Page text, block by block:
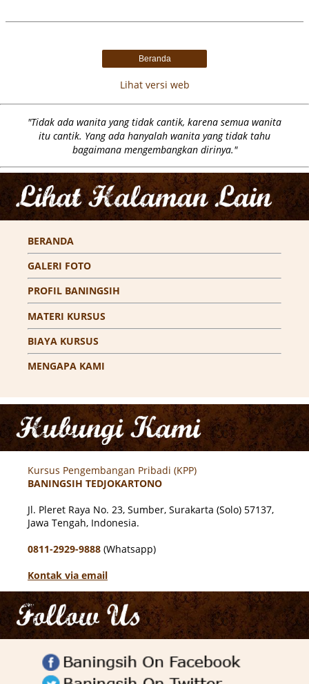
Beranda
Lihat versi web
"Tidak ada wanita yang tidak cantik, karena semua wanita
itu cantik. Yang ada hanyalah wanita yang tidak tahu
bagaimana mengembangkan dirinya."
BERANDA
GALERI FOTO
PROFIL BANINGSIH
MATERI KURSUS
BIAYA KURSUS
MENGAPA KAMI
Kursus Pengembangan Pribadi (KPP)
BANINGSIH TEDJOKARTONO
Jl. Pleret Raya No. 23, Sumber, Surakarta (Solo) 57137,
Jawa Tengah, Indonesia.
0811-2929-9888 (Whatsapp)
Kontak via email